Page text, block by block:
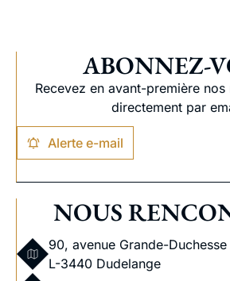
ABONNEZ-
Recevez en avant-première
directement par
Alerte e-mail
NOUS
90, avenue Grande-
L-3440 Dudelange